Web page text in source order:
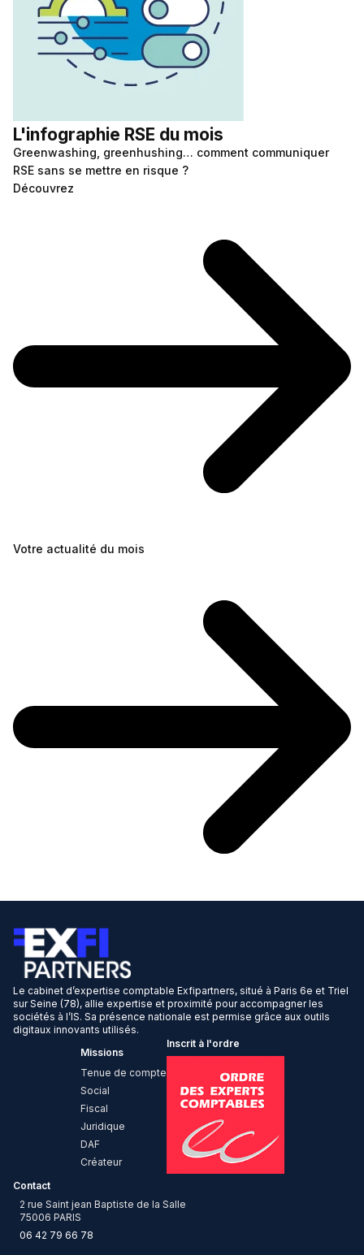
L'infographie RSE du mois
Greenwashing, greenhushing… comment communiquer
RSE sans se mettre en risque ?
Découvrez
Votre actualité du mois
Le cabinet d’expertise comptable Exfipartners, situé à Paris 6e et Triel
sur Seine (78), allie expertise et proximité pour accompagner les
sociétés à l’IS. Sa présence nationale est permise grâce aux outils
digitaux innovants utilisés.
Missions
Tenue de compte
Social
Fiscal
Juridique
DAF
Créateur
Inscrit à l'ordre
Contact
2 rue Saint jean Baptiste de la Salle
75006 PARIS
06 42 79 66 78